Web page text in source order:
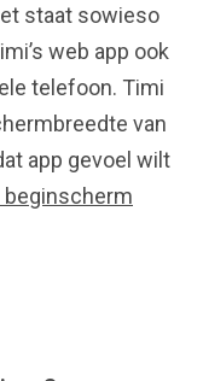
staat sowieso
web app ook
telefoon. Timi
van
app gevoel wilt
beginscherm